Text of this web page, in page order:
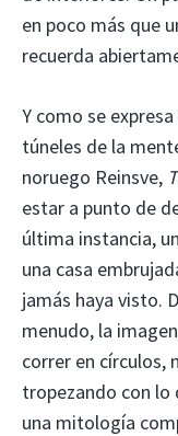
en poco más que
recuerda
Y como se
túneles de la
noruego Reinsve,
estar a punto de
última instancia,
una casa
jamás haya visto.
menudo, la imagen
correr en círculos,
tropezando con lo
una mitología